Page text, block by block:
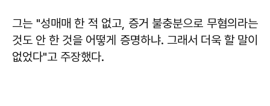
그는 "성매매 한 적 없고, 증거 불충분으로 무혐의라는
것도 안 한 것을 어떻게 증명하냐. 그래서 더욱 할 말이
없었다"고 주장했다.